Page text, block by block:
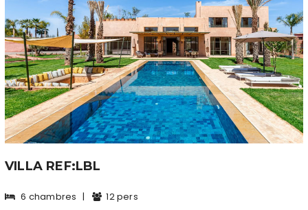
VILLA REF:LBL
6 chambres | 12 pers